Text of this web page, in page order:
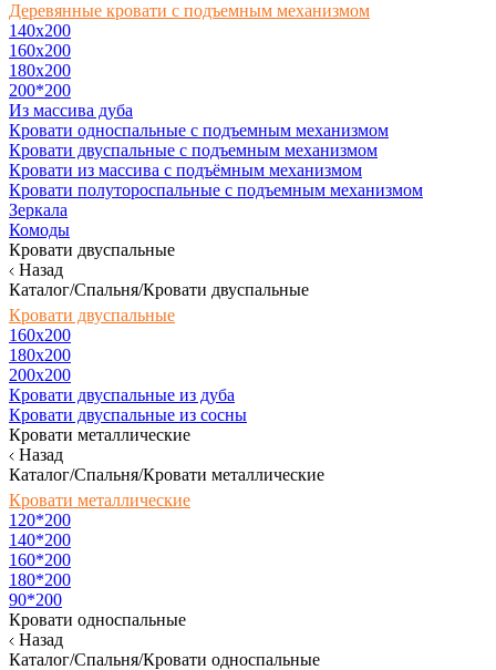
Деревянные кровати с подъемным механизмом
140x200
160х200
180х200
200*200
Из массива дуба
Кровати односпальные с подъемным механизмом
Кровати двуспальные с подъемным механизмом
Кровати из массива с подъёмным механизмом
Кровати полутороспальные с подъемным механизмом
Зеркала
Комоды
Кровати двуспальные
Назад
Каталог/Спальня/Кровати двуспальные
Кровати двуспальные
160х200
180x200
200x200
Кровати двуспальные из дуба
Кровати двуспальные из сосны
Кровати металлические
Назад
Каталог/Спальня/Кровати металлические
Кровати металлические
120*200
140*200
160*200
180*200
90*200
Кровати односпальные
Назад
Каталог/Спальня/Кровати односпальные